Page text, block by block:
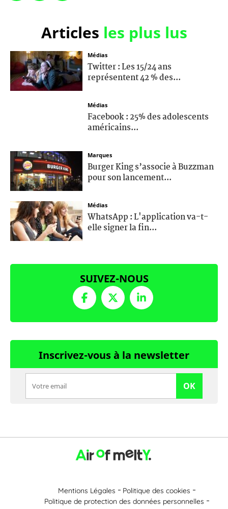
Articles les plus lus
Médias
Twitter : Les 15/24 ans
représentent 42 % des...
Médias
Facebook : 25% des adolescents
américains...
Marques
Burger King s’associe à Buzzman
pour son lancement...
Médias
WhatsApp : L'application va-t-
elle signer la fin...
SUIVEZ-NOUS
Inscrivez-vous à la newsletter
OK
Mentions Légales
Politique des cookies
Politique de protection des données personnelles